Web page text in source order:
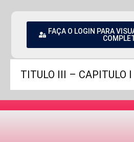
FAÇA O LOGIN PARA
TITULO III – CAPITULO I